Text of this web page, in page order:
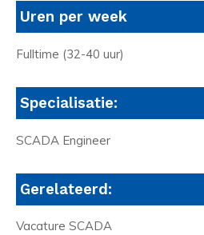
Uren per week
Fulltime (32-40 uur)
Specialisatie:
SCADA Engineer
Gerelateerd:
Vacature SCADA